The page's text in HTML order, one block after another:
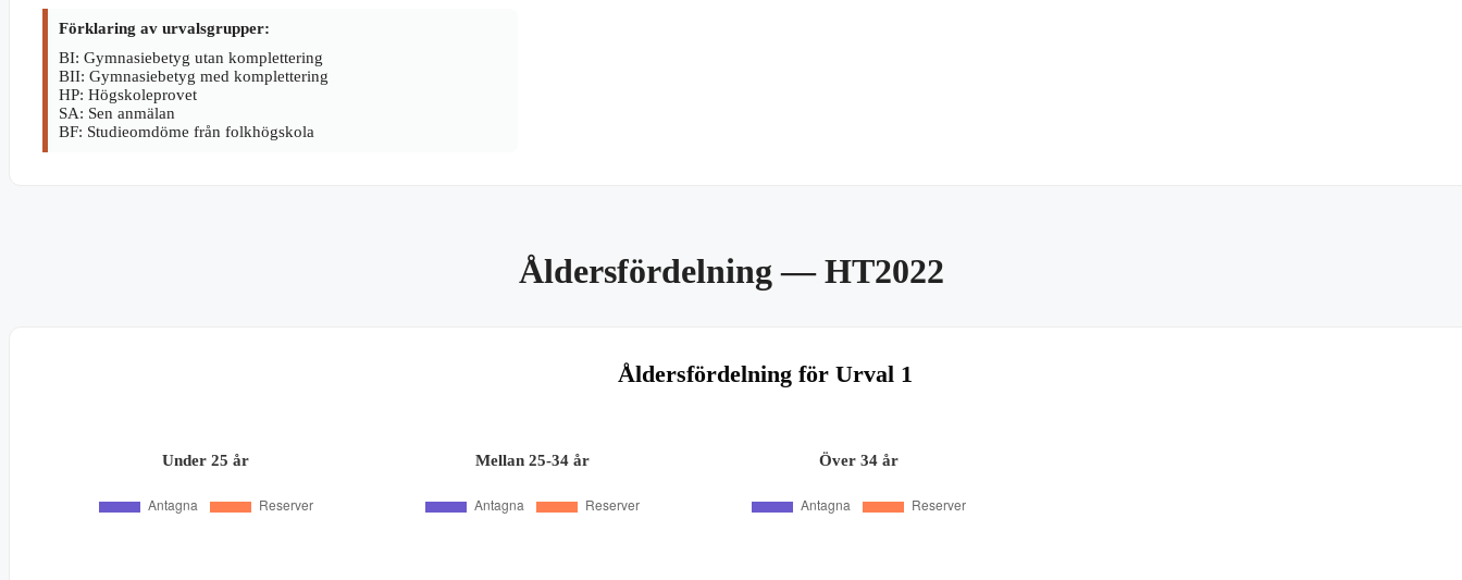
Förklaring av urvalsgrupper:
BI: Gymnasiebetyg utan komplettering
BII: Gymnasiebetyg med komplettering
HP: Högskoleprovet
SA: Sen anmälan
BF: Studieomdöme från folkhögskola
Åldersfördelning— HT2022
Åldersfördelning för Urval 1
Under 25 år Mellan 25-34 år Över 34 år